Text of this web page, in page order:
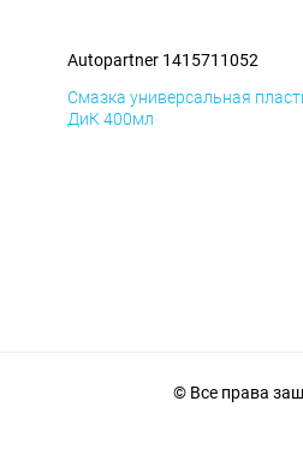
Autopartner 1415711052
Смазка универсальная
ДиК 400мл
© Все права